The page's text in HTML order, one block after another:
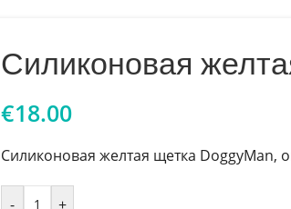
Силиконовая
€18.00
Силиконовая желтая щетка DoggyMan,
- +